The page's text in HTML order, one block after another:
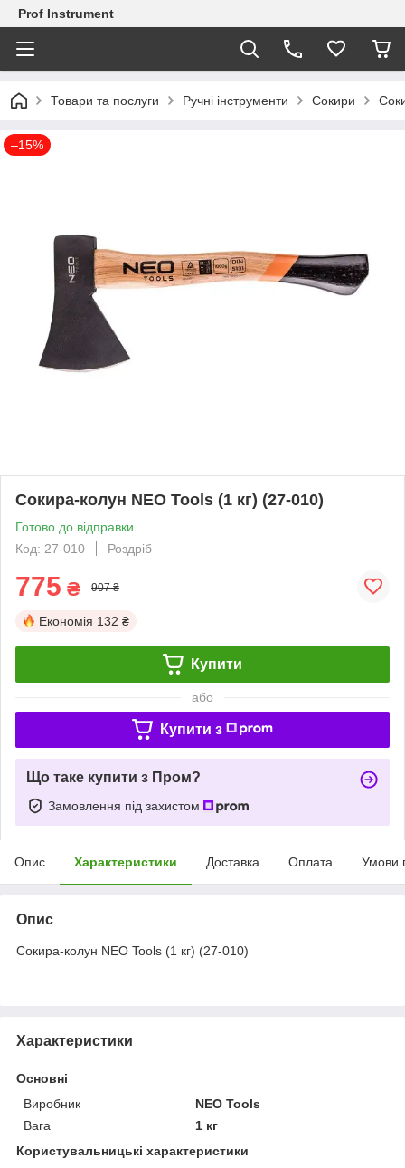
Prof Instrument
Товари та послуги Ручні інструменти Сокири
–15%
Сокира-колун NEO Tools (1 кг) (27-010)
Готово до відправки
Код: 27-010
Роздріб
775 ₴ 907 ₴
Економія 132 ₴
Купити
або
Купити з
Що таке купити з Пром?
Замовлення під захистом
Опис Характеристики Доставка Оплата Умови
Опис
Сокира-колун NEO Tools (1 кг) (27-010)
Характеристики
Основні
Виробник
NEO Tools
Вага
1 кг
Користувальницькі характеристики